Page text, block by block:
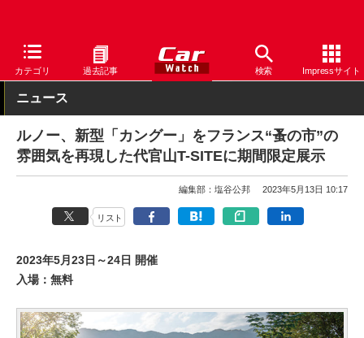
カテゴリ 過去記事 検索 Impressサイト
Car Watch 自動車 ルノー カングー
ニュース
ルノー、新型「カングー」をフランス“蚤の市”の
雰囲気を再現した代官山T-SITEに期間限定展示
編集部：塩谷公邦 2023年5月13日 10:17
リスト
2023年5月23日～24日 開催
入場：無料